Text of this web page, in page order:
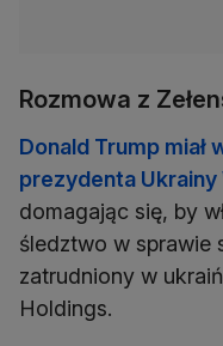
Rozmowa z
Donald Trump miał
prezydenta Ukrainy
domagając się, by
śledztwo w sprawie
zatrudniony w
Holdings.